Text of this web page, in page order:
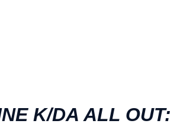
K/DA ALL OUT: